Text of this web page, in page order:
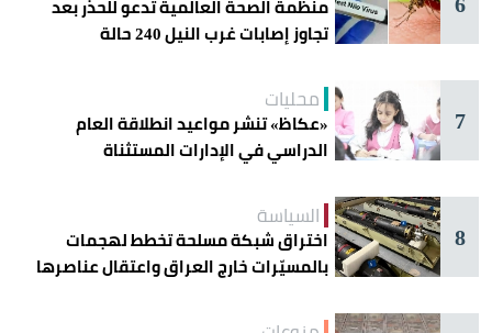
منظمة الصحة العالمية تدعو للحذر بعد
تجاوز إصابات غرب النيل 240 حالة
7
محليات
«عكاظ» تنشر مواعيد انطلاقة العام
الدراسي في الإدارات المستثناة
8
السياسة
اختراق شبكة مسلحة تخطط لهجمات
بالمسيّرات خارج العراق واعتقال عناصرها